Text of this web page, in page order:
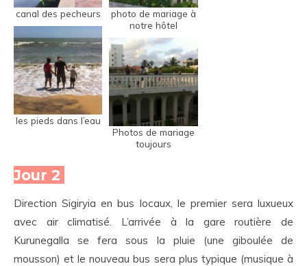
canal des pecheurs
les pieds dans l’eau
photo de mariage à
notre hôtel
Photos de mariage
toujours
Jour 2
Direction Sigiryia en bus locaux, le premier sera luxueux
avec air climatisé. L’arrivée à la gare routière de
Kurunegalla se fera sous la pluie (une giboulée de
mousson) et le nouveau bus sera plus typique (musique à